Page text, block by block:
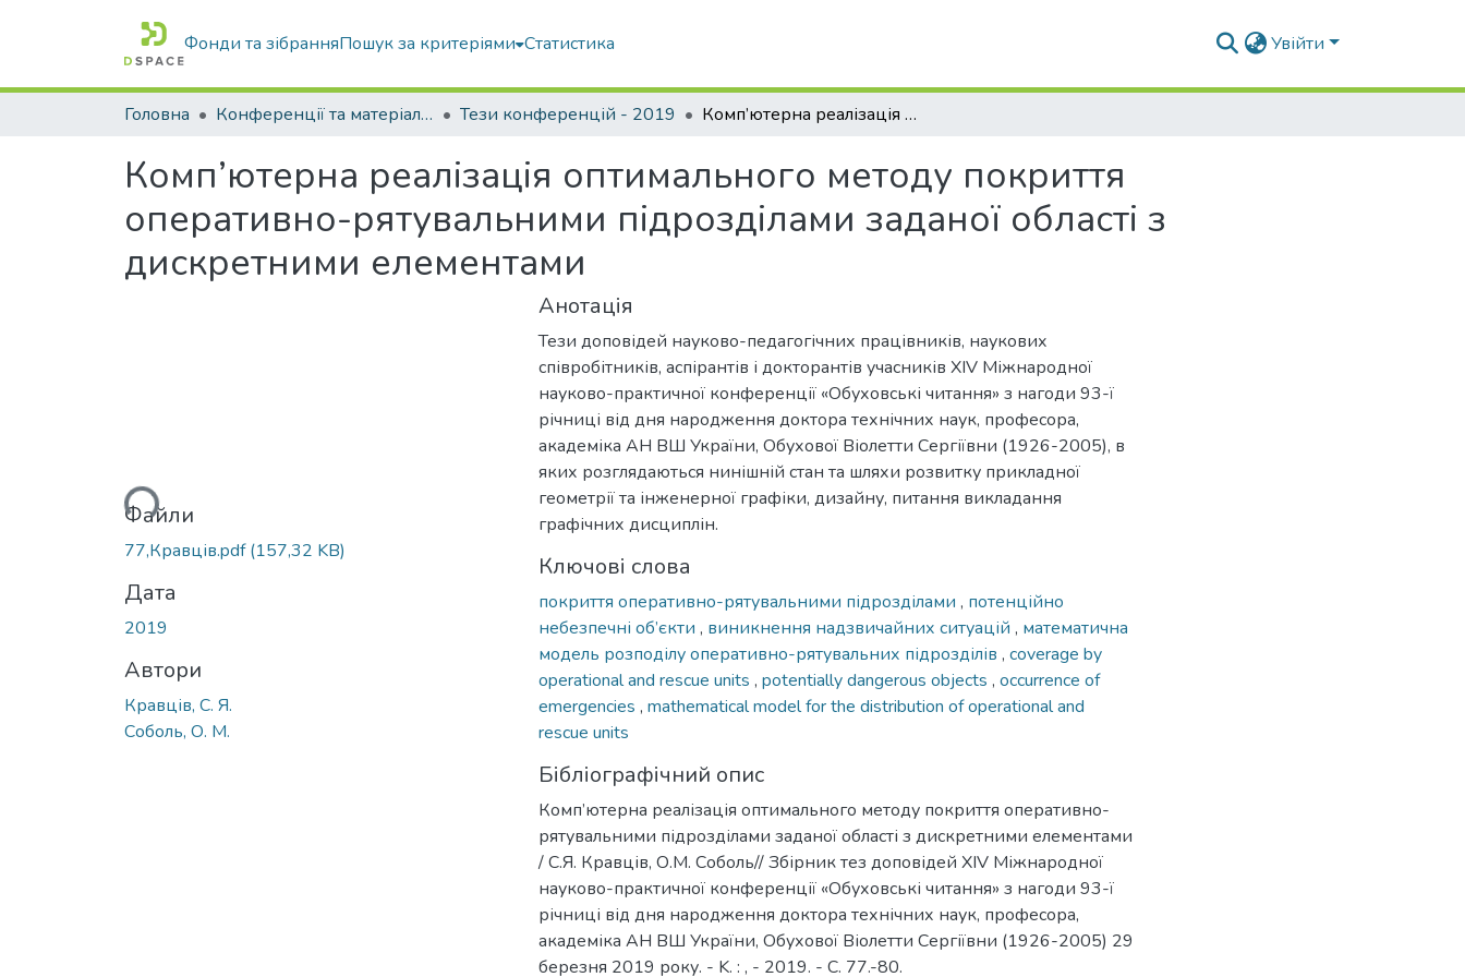
Фонди та зібранняПошук за критеріями Статистика Увійти
Головна Конференції та матеріали конференцій Тези конференцій - 2019 Комп’ютерна реалізація оптимального методу покриття оперативно-рятувальними підрозділами заданої області з дискретними елементами
Комп’ютерна реалізація оптимального методу покриття
оперативно-рятувальними підрозділами заданої області з
дискретними елементами
Вантажиться...Файли
77,Кравців.pdf(157,32 KB)
Дата
2019
Автори
Кравців, С. Я.
Соболь, О. М.
Анотація
Тези доповідей науково-педагогічних працівників, наукових
співробітників, аспірантів і докторантів учасників XIV Міжнародної
науково-практичної конференції «Обуховські читання» з нагоди 93-ї
річниці від дня народження доктора технічних наук, професора,
академіка АН ВШ України, Обухової Віолетти Сергіївни (1926-2005), в
яких розглядаються нинішній стан та шляхи розвитку прикладної
геометрії та інженерної графіки, дизайну, питання викладання
графічних дисциплін.
Ключові слова
покриття оперативно-рятувальними підрозділами , потенційно
небезпечні об’єкти , виникнення надзвичайних ситуацій , математична
модель розподілу оперативно-рятувальних підрозділів , coverage by
operational and rescue units , potentially dangerous objects , occurrence of
emergencies , mathematical model for the distribution of operational and
rescue units
Бібліографічний опис
Комп’ютерна реалізація оптимального методу покриття оперативно-
рятувальними підрозділами заданої області з дискретними елементами
/ С.Я. Кравців, О.М. Соболь// Збірник тез доповідей XIV Міжнародної
науково-практичної конференції «Обуховські читання» з нагоди 93-ї
річниці від дня народження доктора технічних наук, професора,
академіка АН ВШ України, Обухової Віолетти Сергіївни (1926-2005) 29
березня 2019 року. - K. : , - 2019. - С. 77.-80.